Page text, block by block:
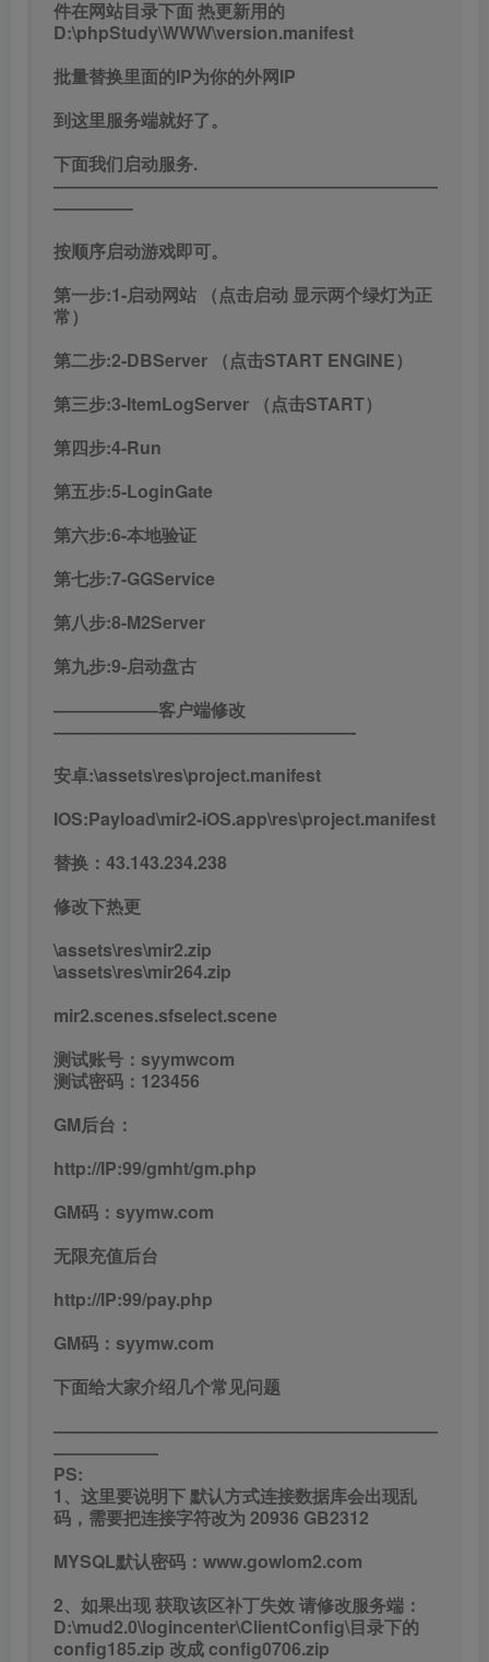
件在网站目录下面 热更新用的
D:\phpStudy\WWW\version.manifest
批量替换里面的IP为你的外网IP
到这里服务端就好了。
下面我们启动服务.
——————————————————————
————–
按顺序启动游戏即可。
第一步:1-启动网站 （点击启动 显示两个绿灯为正
常）
第二步:2-DBServer （点击START ENGINE）
第三步:3-ItemLogServer （点击START）
第四步:4-Run
第五步:5-LoginGate
第六步:6-本地验证
第七步:7-GGService
第八步:8-M2Server
第九步:9-启动盘古
——————客户端修改
—————————————————-
安卓:\assets\res\project.manifest
IOS:Payload\mir2-iOS.app\res\project.manifest
替换：43.143.234.238
修改下热更
\assets\res\mir2.zip
\assets\res\mir264.zip
mir2.scenes.sfselect.scene
测试账号：syymwcom
测试密码：123456
GM后台：
http://IP:99/gmht/gm.php
GM码：syymw.com
无限充值后台
http://IP:99/pay.php
GM码：syymw.com
下面给大家介绍几个常见问题
——————————————————————
——————
PS:
1、这里要说明下 默认方式连接数据库会出现乱
码，需要把连接字符改为 20936 GB2312
MYSQL默认密码：www.gowlom2.com
2、如果出现 获取该区补丁失效 请修改服务端：
D:\mud2.0\logincenter\ClientConfig\目录下的
config185.zip 改成 config0706.zip